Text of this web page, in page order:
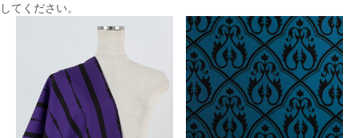
してください。